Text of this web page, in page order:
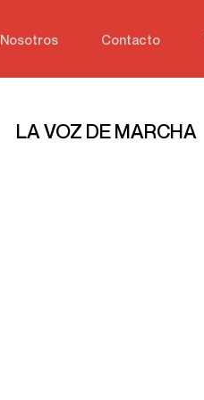
Nosotros Contacto
LA VOZ DE MARCHA